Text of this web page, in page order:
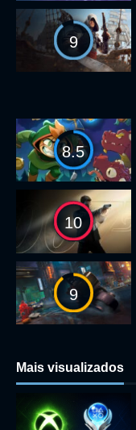
9
8.5
10
9
Mais visualizados